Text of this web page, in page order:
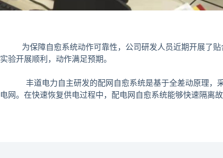
为保障自愈系统动作可靠性，公司研发人员近期开展了贴
实验开展顺利，动作满足预期。
丰道电力自主研发的配网自愈系统是基于全差动原理，采
电网。在快速恢复供电过程中，配电网自愈系统能够快速隔离